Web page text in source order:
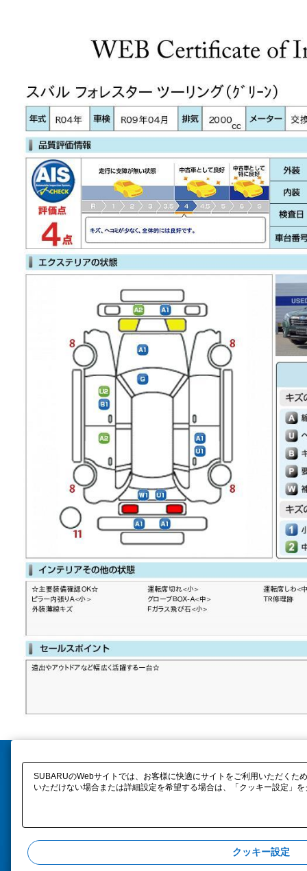
SUBARUのWebサイトでは、お客様に快適にサイトをご利用いただくた
いただけない場合または詳細設定を希望する場合は、「クッキー設定」
クッキー設定